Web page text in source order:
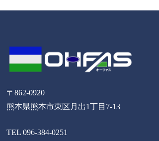
〒862-0920
熊本県熊本市東区月出1丁目7-13
TEL 096-384-0251